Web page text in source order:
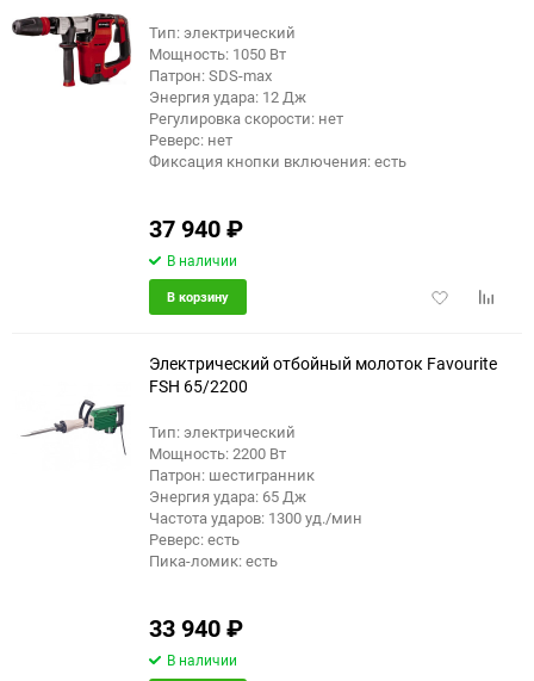
еще 2 фото
Тип: электрический
Мощность: 1050 Вт
Патрон: SDS-max
Энергия удара: 12 Дж
Регулировка скорости: нет
Реверс: нет
Фиксация кнопки включения: есть
37 940₽
В наличии
Добавить
В корзину
Электрический отбойный молоток Favourite
FSH 65/2200
Тип: электрический
Мощность: 2200 Вт
Патрон: шестигранник
Энергия удара: 65 Дж
Частота ударов: 1300 уд./мин
Реверс: есть
Пика-ломик: есть
33 940₽
В наличии